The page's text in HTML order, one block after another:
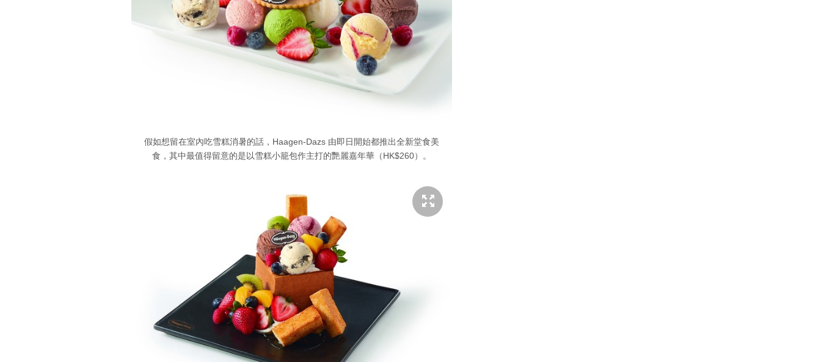
假如想留在室內吃雪糕消暑的話，Haagen-Dazs 由即日開始都推出全新堂食美
食，其中最值得留意的是以雪糕小籠包作主打的艷麗嘉年華（HK$260）。